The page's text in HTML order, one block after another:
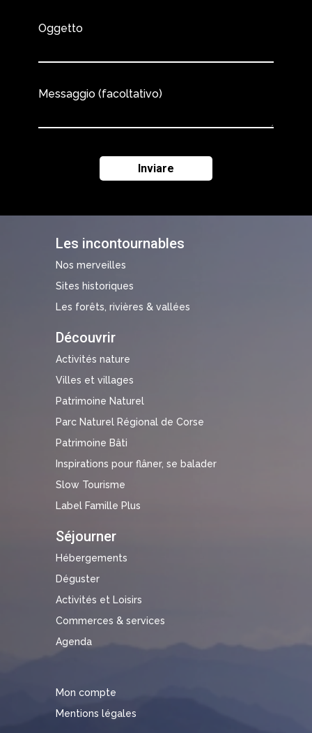
Les incontournables
Nos merveilles
Sites historiques
Les forêts, rivières & vallées
Découvrir
Activités nature
Villes et villages
Patrimoine Naturel
Parc Naturel Régional de Corse
Patrimoine Bâti
Inspirations pour flâner, se balader
Slow Tourisme
Label Famille Plus
Séjourner
Hébergements
Déguster
Activités et Loisirs
Commerces & services
Agenda
Mon compte
Mentions légales
Oggetto
Messaggio (facoltativo)